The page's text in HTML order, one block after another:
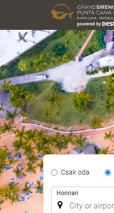
Tipo
Trayecto
Csak oda
Útvonal
Honnan